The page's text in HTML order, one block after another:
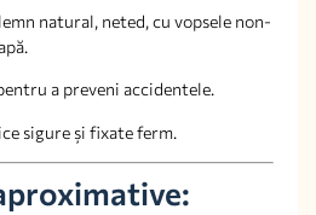
natural, neted, cu vopsele non-
a preveni accidentele.
sigure și fixate ferm.